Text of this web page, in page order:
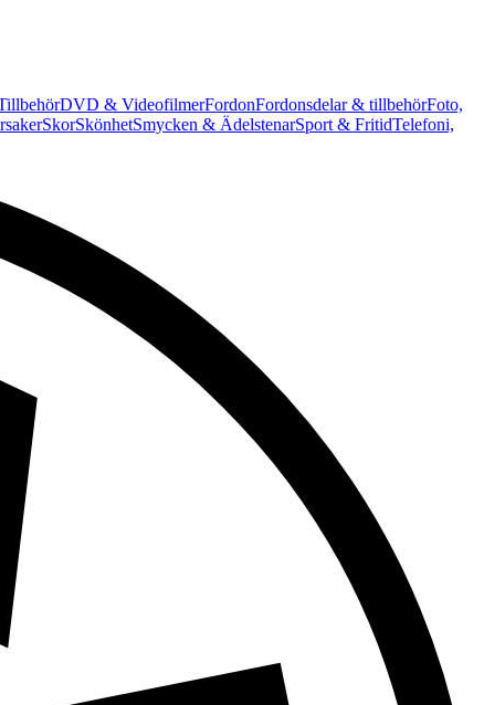
DVD & VideofilmerFordonFordonsdelar & tillbehörFoto,
SkorSkönhetSmycken & ÄdelstenarSport & FritidTelefoni,